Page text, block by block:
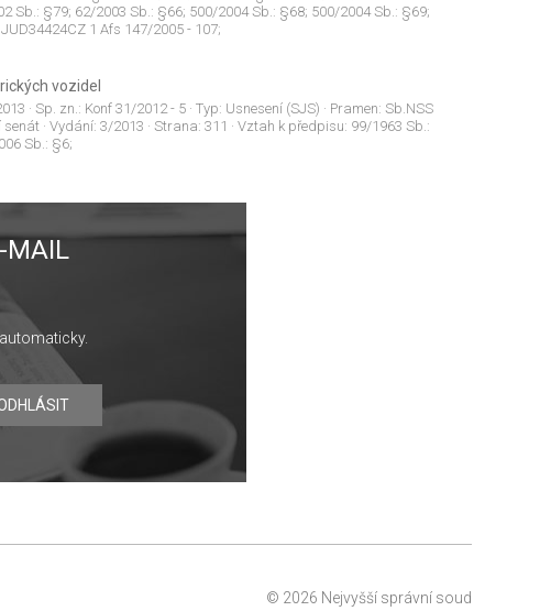
Sb.: §79; 62/2003 Sb.: §66; 500/2004 Sb.: §68; 500/2004 Sb.: §69;
1 Afs 147/2005 - 107;
vozidel
· Sp. zn.: Konf 31/2012 - 5· Typ: Usnesení (SJS) · Pramen: Sb.NSS
senát· Vydání: 3/2013 · Strana: 311 · Vztah k předpisu: 99/1963 Sb.:
Sb.: §6;
MAIL
© 2026 Nejvyšší správní soud